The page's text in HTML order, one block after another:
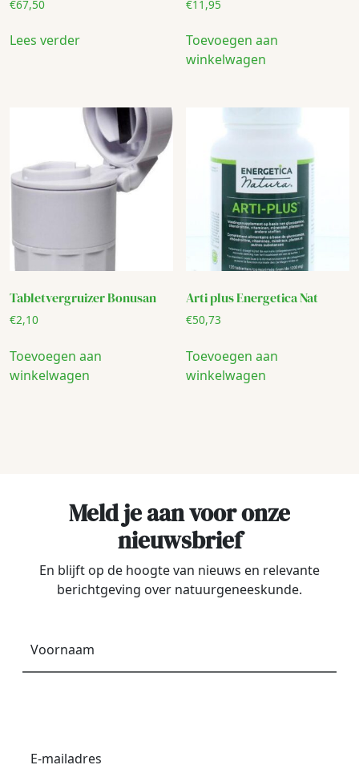
€67,50
Lees verder
€11,95
Toevoegen aan
winkelwagen
Tabletvergruizer Bonusan
€2,10
Toevoegen aan
winkelwagen
Arti plus Energetica Nat
€50,73
Toevoegen aan
winkelwagen
Meld je aan voor onze
nieuwsbrief
En blijft op de hoogte van nieuws en relevante
berichtgeving over natuurgeneeskunde.